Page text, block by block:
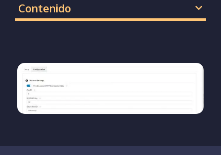
Contenido